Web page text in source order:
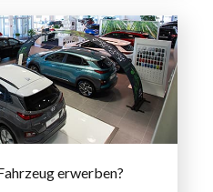
erwerben?